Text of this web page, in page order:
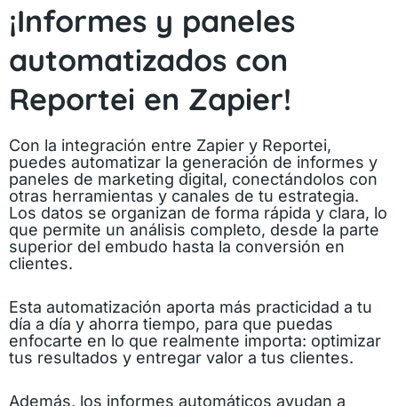
¡Informes y paneles
automatizados con
Reportei en Zapier!
Con la integración entre Zapier y Reportei,
puedes automatizar la generación de informes y
paneles de marketing digital, conectándolos con
otras herramientas y canales de tu estrategia.
Los datos se organizan de forma rápida y clara, lo
que permite un análisis completo, desde la parte
superior del embudo hasta la conversión en
clientes.
Esta automatización aporta más practicidad a tu
día a día y ahorra tiempo, para que puedas
enfocarte en lo que realmente importa: optimizar
tus resultados y entregar valor a tus clientes.
Además, los informes automáticos ayudan a